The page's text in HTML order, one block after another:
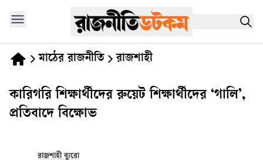
মাঠের রাজনীতি রাজশাহী
কারিগরি শিক্ষার্থীদের রুয়েট শিক্ষার্থীদের ‘গালি’,
প্রতিবাদে বিক্ষোভ
রাজশাহী ব্যুরো